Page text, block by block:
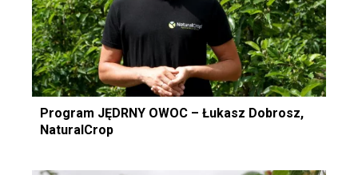
Program JĘDRNY OWOC – Łukasz Dobrosz,
NaturalCrop